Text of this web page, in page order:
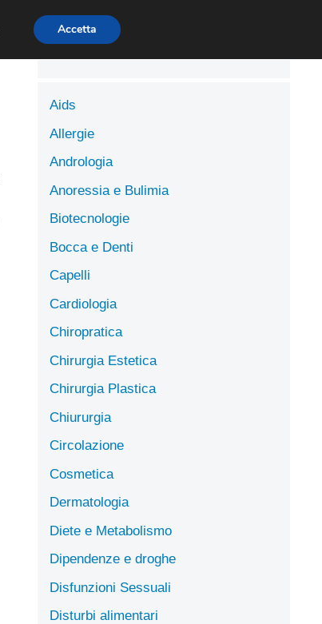
SCIENZE DELL’ALIMENTAZIONE
Aids
Allergie
Andrologia
Anoressia e Bulimia
Biotecnologie
Bocca e Denti
Capelli
Cardiologia
Chiropratica
Chirurgia Estetica
Chirurgia Plastica
Chiururgia
Circolazione
Cosmetica
Dermatologia
Diete e Metabolismo
Dipendenze e droghe
Disfunzioni Sessuali
Disturbi alimentari
Accetta